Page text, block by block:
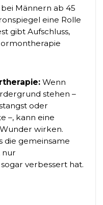
Männern ab 45
eine Rolle
gibt Aufschluss,
Wenn
stehen –
oder
–, kann eine
wirken.
die gemeinsame
nur
verbessert hat.